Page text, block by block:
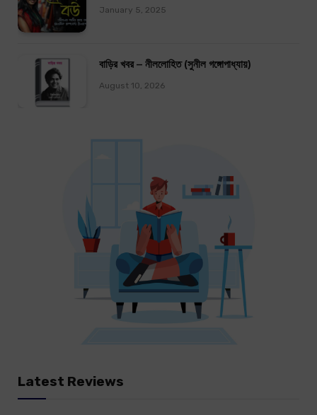
January 5, 2025
বাড়ির খবর – নীললোহিত (সুনীল গঙ্গোপাধ্যায়)
August 10, 2026
Latest Reviews